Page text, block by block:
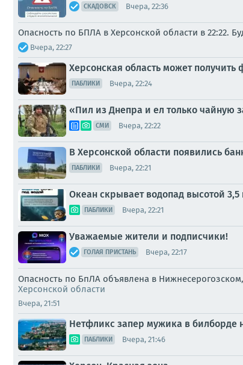
СКАДОВСК Вчера, 22:36
Опасность по БПЛА в Херсонской области в 22:22.
Вчера, 22:27
Херсонская область может
ПАБЛИКИ Вчера, 22:24
«Пил из Днепра и ел только чайную
СМИ Вчера, 22:22
В Херсонской области появились
ПАБЛИКИ Вчера, 22:21
Океан скрывает водопад высотой
ПАБЛИКИ Вчера, 22:21
Уважаемые жители и подписчики!
ГОЛАЯ ПРИСТАНЬ Вчера, 22:17
Опасность по БпЛА объявлена в
Херсонской области
Вчера, 21:51
Нетфликс запер мужика в билборде
ПАБЛИКИ Вчера, 21:46